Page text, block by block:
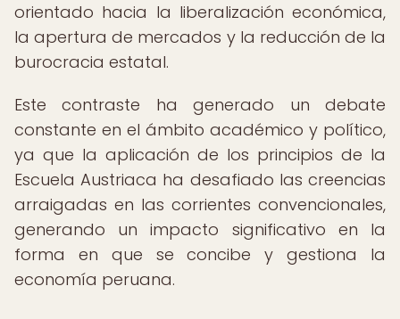
orientado hacia la liberalización económica,
la apertura de mercados y la reducción de la
burocracia estatal.
Este contraste ha generado un debate
constante en el ámbito académico y político,
ya que la aplicación de los principios de la
Escuela Austriaca ha desafiado las creencias
arraigadas en las corrientes convencionales,
generando un impacto significativo en la
forma en que se concibe y gestiona la
economía peruana.